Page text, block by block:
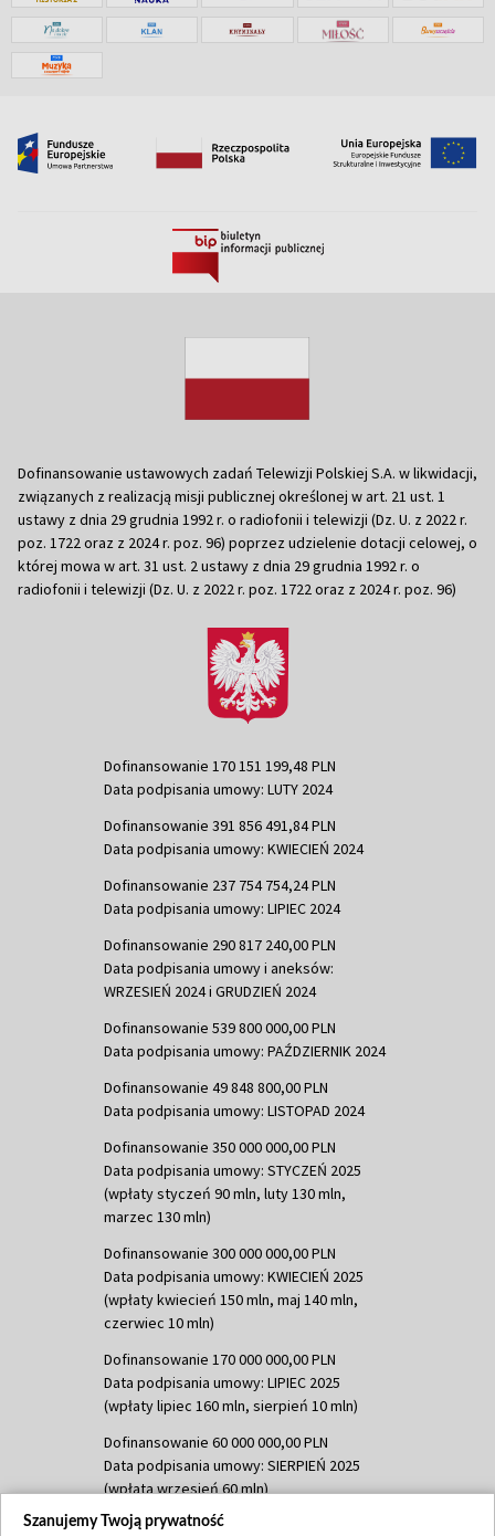
Dofinansowanie ustawowych zadań Telewizji Polskiej S.A. w likwidacji,
związanych z realizacją misji publicznej określonej w art. 21 ust. 1
ustawy z dnia 29 grudnia 1992 r. o radiofonii i telewizji (Dz. U. z 2022 r.
poz. 1722 oraz z 2024 r. poz. 96) poprzez udzielenie dotacji celowej, o
której mowa w art. 31 ust. 2 ustawy z dnia 29 grudnia 1992 r. o
radiofonii i telewizji (Dz. U. z 2022 r. poz. 1722 oraz z 2024 r. poz. 96)
Dofinansowanie 170 151 199,48 PLN
Data podpisania umowy: LUTY 2024
Dofinansowanie 391 856 491,84 PLN
Data podpisania umowy: KWIECIEŃ 2024
Dofinansowanie 237 754 754,24 PLN
Data podpisania umowy: LIPIEC 2024
Dofinansowanie 290 817 240,00 PLN
Data podpisania umowy i aneksów:
WRZESIEŃ 2024 i GRUDZIEŃ 2024
Dofinansowanie 539 800 000,00 PLN
Data podpisania umowy: PAŹDZIERNIK 2024
Dofinansowanie 49 848 800,00 PLN
Data podpisania umowy: LISTOPAD 2024
Dofinansowanie 350 000 000,00 PLN
Data podpisania umowy: STYCZEŃ 2025
(wpłaty styczeń 90 mln, luty 130 mln,
marzec 130 mln)
Dofinansowanie 300 000 000,00 PLN
Data podpisania umowy: KWIECIEŃ 2025
(wpłaty kwiecień 150 mln, maj 140 mln,
czerwiec 10 mln)
Dofinansowanie 170 000 000,00 PLN
Data podpisania umowy: LIPIEC 2025
(wpłaty lipiec 160 mln, sierpień 10 mln)
Dofinansowanie 60 000 000,00 PLN
Data podpisania umowy: SIERPIEŃ 2025
(wpłata wrzesień 60 mln)
Dofinansowanie 635 783 051,21 PLN
Szanujemy Twoją prywatność